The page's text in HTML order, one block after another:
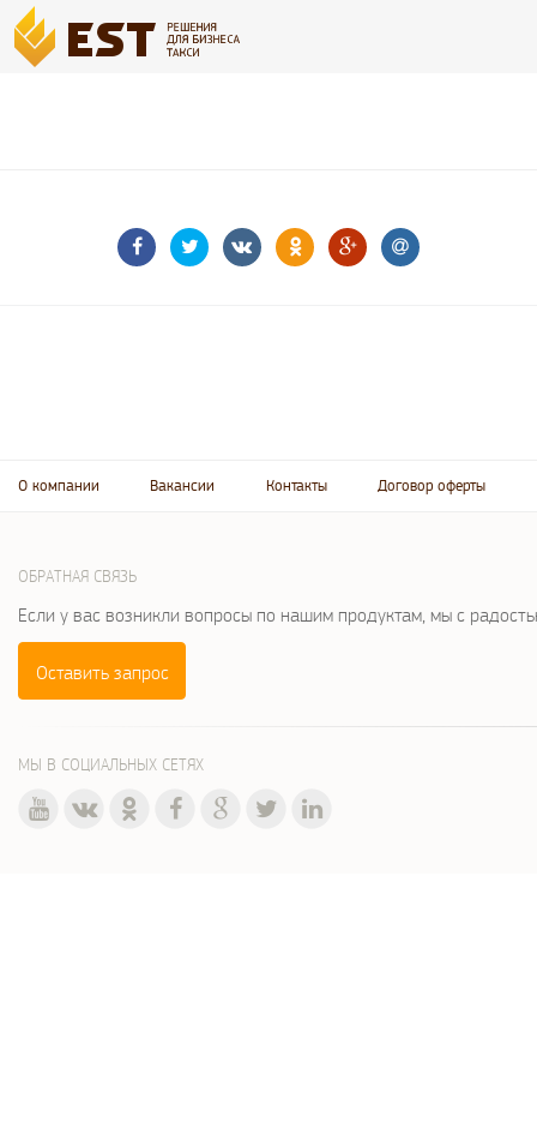
О компании Вакансии Контакты Договор оферты
ОБРАТНАЯ СВЯЗЬ
Если у вас возникли вопросы по нашим продуктам, мы с
Оставить запрос
МЫ В СОЦИАЛЬНЫХ СЕТЯХ